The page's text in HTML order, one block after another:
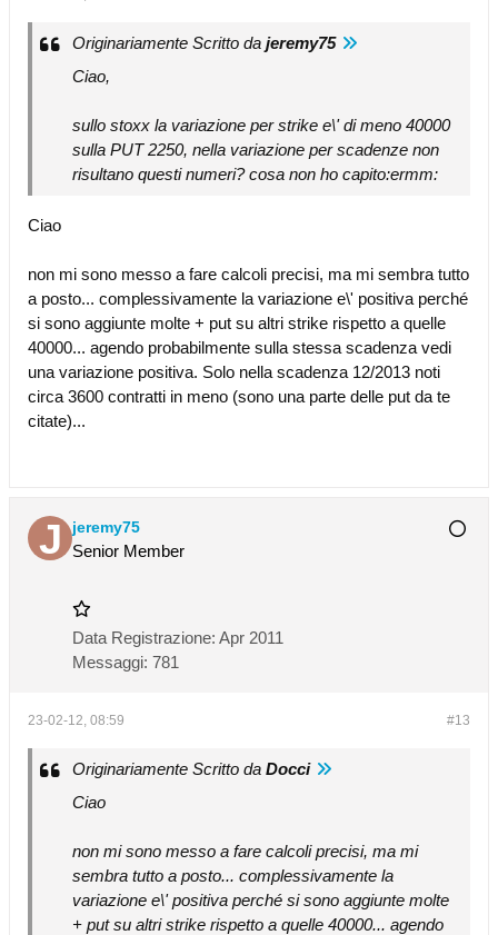
Originariamente Scritto da jeremy75
Ciao,
sullo stoxx la variazione per strike e\' di meno 40000
sulla PUT 2250, nella variazione per scadenze non
risultano questi numeri? cosa non ho capito:ermm:
Ciao
non mi sono messo a fare calcoli precisi, ma mi sembra tutto
a posto... complessivamente la variazione e\' positiva perché
si sono aggiunte molte + put su altri strike rispetto a quelle
40000... agendo probabilmente sulla stessa scadenza vedi
una variazione positiva. Solo nella scadenza 12/2013 noti
circa 3600 contratti in meno (sono una parte delle put da te
citate)...
jeremy75
Senior Member
Data Registrazione: Apr 2011
Messaggi: 781
#13
23-02-12, 08:59
Originariamente Scritto da Docci
Ciao
non mi sono messo a fare calcoli precisi, ma mi
sembra tutto a posto... complessivamente la
variazione e\' positiva perché si sono aggiunte molte
+ put su altri strike rispetto a quelle 40000... agendo